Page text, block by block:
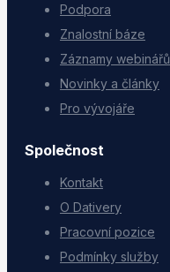
Podpora
Znalostní báze
Záznamy webinářů
Novinky a články
Pro vývojáře
Společnost
Kontakt
O Dativery
Pracovní pozice
Podmínky služby